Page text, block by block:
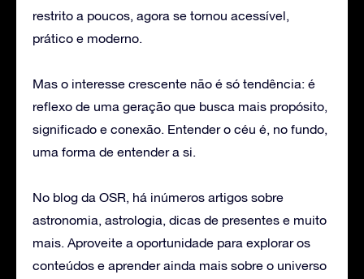
restrito a poucos, agora se tornou acessível,
prático e moderno.
Mas o interesse crescente não é só tendência: é
reflexo de uma geração que busca mais propósito,
significado e conexão. Entender o céu é, no fundo,
uma forma de entender a si.
No blog da OSR, há inúmeros artigos sobre
astronomia, astrologia, dicas de presentes e muito
mais. Aproveite a oportunidade para explorar os
conteúdos e aprender ainda mais sobre o universo